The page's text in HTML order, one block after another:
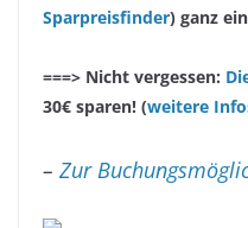
Sparpreisfinder) ganz
===> Nicht vergessen:
30€ sparen! (weitere
– Zur